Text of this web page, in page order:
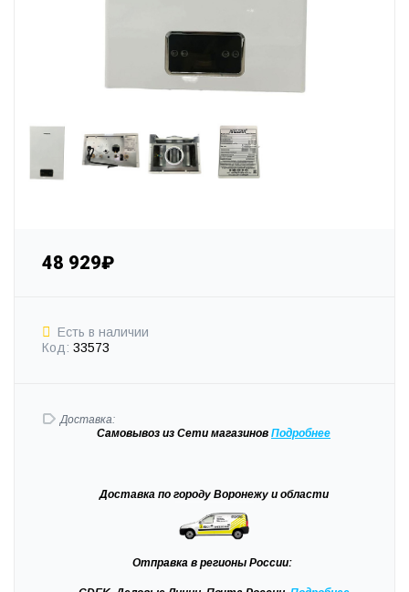
48 929₽
Есть в наличии
Код: 33573
Доставка:
Самовывоз из Сети магазинов Подробнее
Доставка по городу Воронежу и области
Отправка в регионы России: